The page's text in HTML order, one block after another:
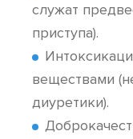
служат
приступа).
веществами
диуретики).